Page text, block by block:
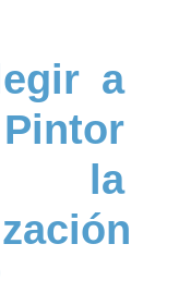
a
la